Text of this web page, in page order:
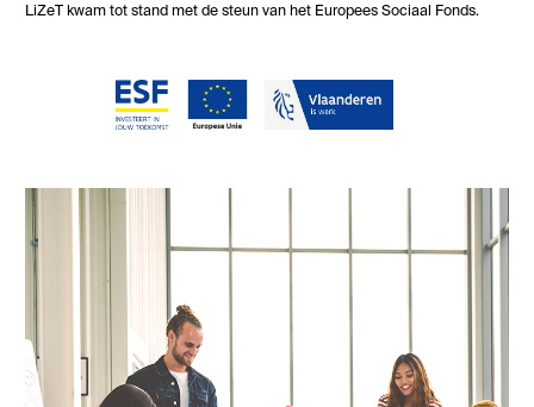
LiZeT kwam tot stand met de steun van het Europees Sociaal Fonds.